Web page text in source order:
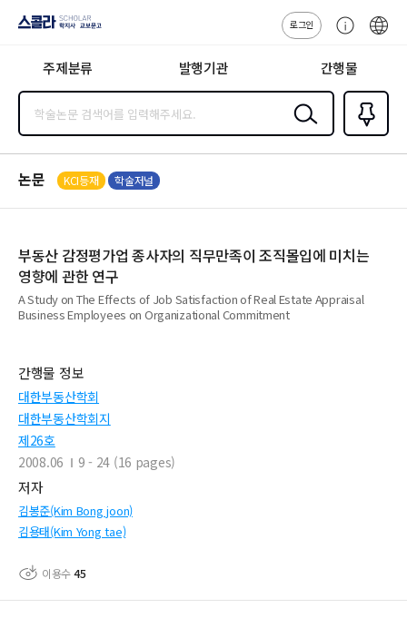
지사·교보문고
로그인
센
주제분류 발행기관 간행물
검색
즐겨찾
기0
논문 KCI등재 학술저널
부동산 감정평가업 종사자의 직무만족이 조직몰입에 미치는
영향에 관한 연구
A Study on The Effects of Job Satisfaction of Real Estate Appraisal
Business Employees on Organizational Commitment
간행물 정보
대한부동산학회
대한부동산학회지
제26호
2008.06
9 - 24 (16 pages)
저자
김봉준(Kim Bong joon)
김용태(Kim Yong tae)
이용수45